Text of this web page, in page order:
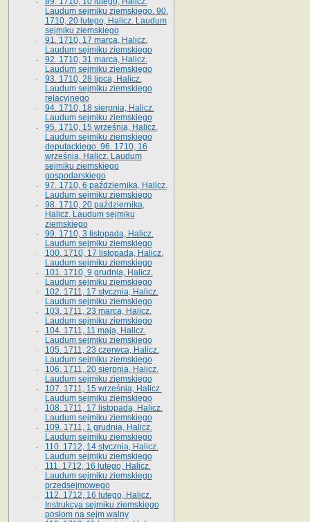
Laudum sejmiku ziemskiego. 90.
1710, 20 lutego, Halicz. Laudum
sejmiku ziemskiego
91. 1710, 17 marca, Halicz.
Laudum sejmiku ziemskiego
92. 1710, 31 marca, Halicz.
Laudum sejmiku ziemskiego
93. 1710, 28 lipca, Halicz.
Laudum sejmiku ziemskiego
relacyjnego
94. 1710, 18 sierpnia, Halicz.
Laudum sejmiku ziemskiego
95. 1710, 15 września, Halicz.
Laudum sejmiku ziemskiego
deputackiego. 96. 1710, 16
września, Halicz. Laudum
sejmiku ziemskiego
gospodarskiego
97. 1710, 6 października, Halicz.
Laudum sejmiku ziemskiego
98. 1710, 20 października,
Halicz. Laudum sejmiku
ziemskiego
99. 1710, 3 listopada, Halicz.
Laudum sejmiku ziemskiego
100. 1710, 17 listopada, Halicz.
Laudum sejmiku ziemskiego
101. 1710, 9 grudnia, Halicz.
Laudum sejmiku ziemskiego
102. 1711, 17 stycznia, Halicz.
Laudum sejmiku ziemskiego
103. 1711, 23 marca, Halicz.
Laudum sejmiku ziemskiego
104. 1711, 11 maja, Halicz.
Laudum sejmiku ziemskiego
105. 1711, 23 czerwca, Halicz.
Laudum sejmiku ziemskiego
106. 1711, 20 sierpnia, Halicz.
Laudum sejmiku ziemskiego
107. 1711, 15 września, Halicz.
Laudum sejmiku ziemskiego
108. 1711, 17 listopada, Halicz.
Laudum sejmiku ziemskiego
109. 1711, 1 grudnia, Halicz.
Laudum sejmiku ziemskiego
110. 1712, 14 stycznia, Halicz.
Laudum sejmiku ziemskiego
111. 1712, 16 lutego, Halicz.
Laudum sejmiku ziemskiego
przedsejmowego
112. 1712, 16 lutego, Halicz.
Instrukcya sejmiku ziemskiego
posłom na sejm walny